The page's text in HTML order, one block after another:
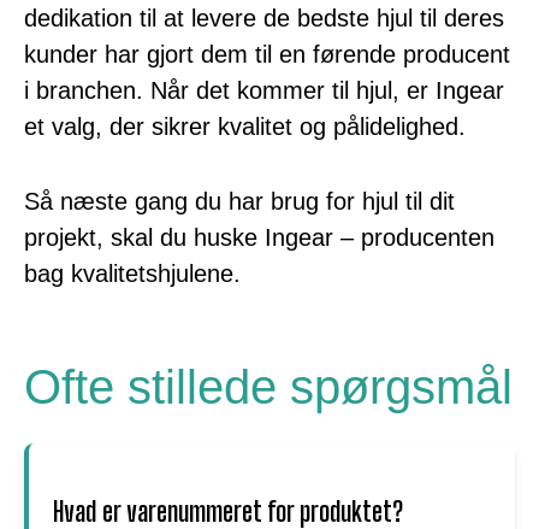
dedikation til at levere de bedste hjul til deres
kunder har gjort dem til en førende producent
i branchen. Når det kommer til hjul, er Ingear
et valg, der sikrer kvalitet og pålidelighed.
Så næste gang du har brug for hjul til dit
projekt, skal du huske Ingear – producenten
bag kvalitetshjulene.
Ofte stillede spørgsmål
Hvad er varenummeret for produktet?